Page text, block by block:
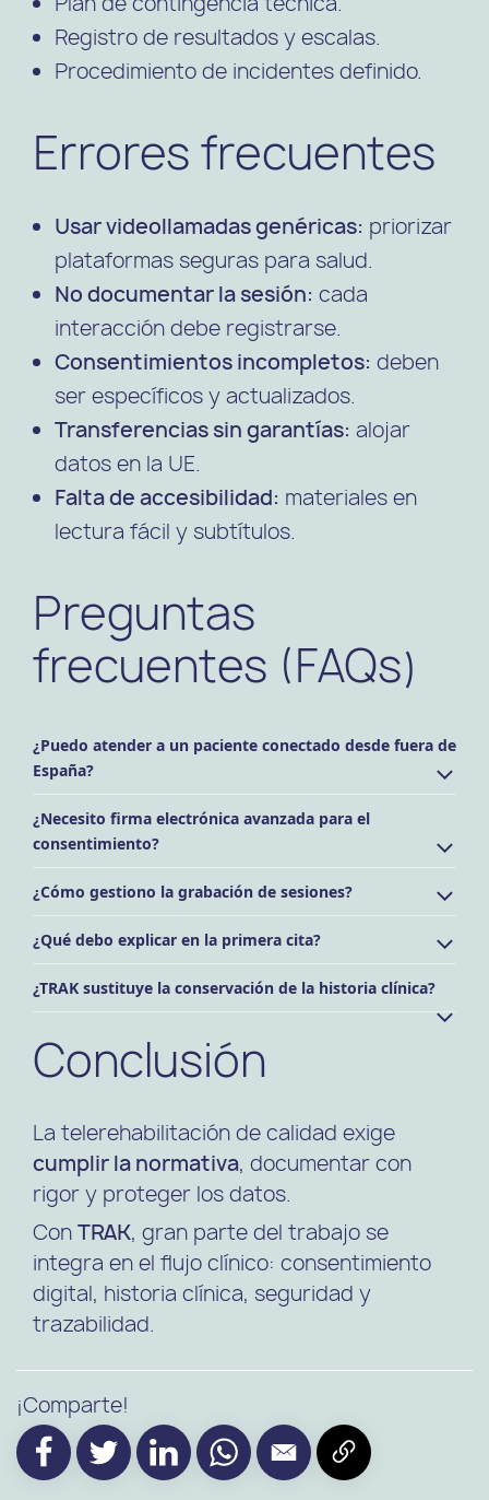
Registro de resultados y escalas.
Procedimiento de incidentes definido.
Errores frecuentes
Usar videollamadas genéricas: priorizar
plataformas seguras para salud.
No documentar la sesión: cada
interacción debe registrarse.
Consentimientos incompletos: deben
ser específicos y actualizados.
Transferencias sin garantías: alojar
datos en la UE.
Falta de accesibilidad: materiales en
lectura fácil y subtítulos.
Preguntas
frecuentes (FAQs)
¿Puedo atender a un paciente conectado desde fuera de
España?
¿Necesito firma electrónica avanzada para el
consentimiento?
¿Cómo gestiono la grabación de sesiones?
¿Qué debo explicar en la primera cita?
¿TRAK sustituye la conservación de la historia clínica?
Conclusión
La telerehabilitaciónde calidad exige
cumplir la normativa, documentar con
rigor y proteger los datos.
ConTRAK, gran parte del trabajo se
integra en el flujo clínico: consentimiento
digital, historia clínica, seguridad y
trazabilidad.
¡Comparte!